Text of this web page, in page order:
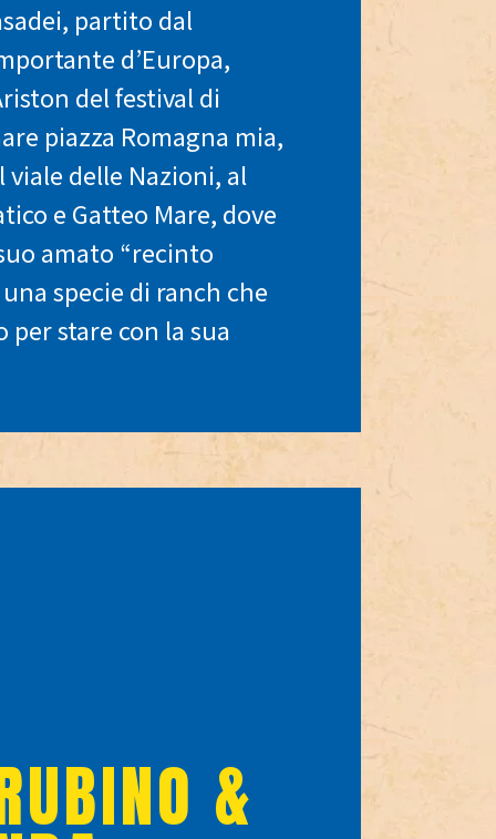
partito dal
d’Europa,
del festival di
piazza Romagna mia,
delle Nazioni, al
e Gatteo Mare, dove
amato “recinto
specie di ranch che
per stare con la sua
&